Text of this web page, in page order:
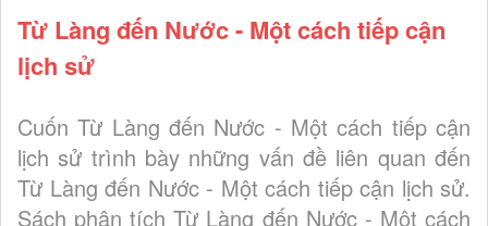
Từ Làng đến Nước - Một cách tiếp cận
lịch sử
Cuốn Từ Làng đến Nước - Một cách tiếp cận
lịch sử trình bày những vấn đề liên quan đến
Từ Làng đến Nước - Một cách tiếp cận lịch sử.
Sách phân tích Từ Làng đến Nước - Một cách